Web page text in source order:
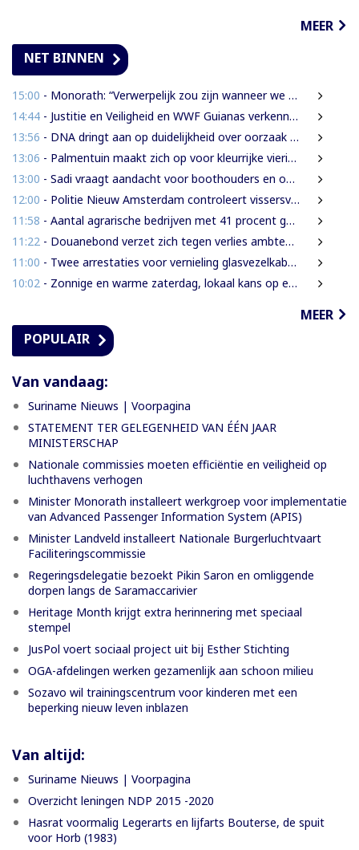
MEER
NET BINNEN
15:00 - Monorath: “Verwerpelijk zou zijn wanneer we de dingen zouden bedekken met de mantel der liefde”
14:44 - Justitie en Veiligheid en WWF Guianas verkennen verdere samenwerking
13:56 - DNA dringt aan op duidelijkheid over oorzaak massale vissterfte
13:06 - Palmentuin maakt zich op voor kleurrijke viering Dag der Inheemsen
13:00 - Sadi vraagt aandacht voor boothouders en overbelasting Wijdenboschbrug
12:00 - Politie Nieuw Amsterdam controleert vissersvaartuigen op de rivier
11:58 - Aantal agrarische bedrijven met 41 procent gegroeid
11:22 - Douanebond verzet zich tegen verlies ambtenarenstatus bij wijziging Wet Belastingdienst
11:00 - Twee arrestaties voor vernieling glasvezelkabels Telesur; maskers en kabelknipper gevonden
10:02 - Zonnige en warme zaterdag, lokaal kans op een bui
MEER
POPULAIR
Van vandaag:
Suriname Nieuws | Voorpagina
STATEMENT TER GELEGENHEID VAN ÉÉN JAAR
MINISTERSCHAP
Nationale commissies moeten efficiëntie en veiligheid op
luchthavens verhogen
Minister Monorath installeert werkgroep voor implementatie
van Advanced Passenger Information System (APIS)
Minister Landveld installeert Nationale Burgerluchtvaart
Faciliteringscommissie
Regeringsdelegatie bezoekt Pikin Saron en omliggende
dorpen langs de Saramaccarivier
Heritage Month krijgt extra herinnering met speciaal
stempel
JusPol voert sociaal project uit bij Esther Stichting
OGA-afdelingen werken gezamenlijk aan schoon milieu
Sozavo wil trainingscentrum voor kinderen met een
beperking nieuw leven inblazen
Van altijd:
Suriname Nieuws | Voorpagina
Overzicht leningen NDP 2015 -2020
Hasrat voormalig Legerarts en lijfarts Bouterse, de spuit
voor Horb (1983)